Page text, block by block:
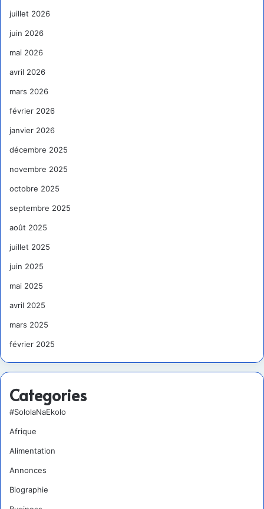
juillet 2026
juin 2026
mai 2026
avril 2026
mars 2026
février 2026
janvier 2026
décembre 2025
novembre 2025
octobre 2025
septembre 2025
août 2025
juillet 2025
juin 2025
mai 2025
avril 2025
mars 2025
février 2025
Categories
#SololaNaEkolo
Afrique
Alimentation
Annonces
Biographie